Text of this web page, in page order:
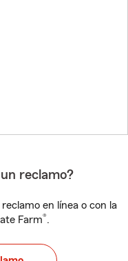
reclamo?
en línea o con la
Farm®.